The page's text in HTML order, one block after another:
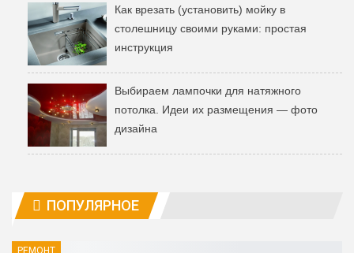
Как врезать (установить) мойку в
столешницу своими руками: простая
инструкция
Выбираем лампочки для натяжного
потолка. Идеи их размещения — фото
дизайна
ПОПУЛЯРНОЕ
РЕМОНТ